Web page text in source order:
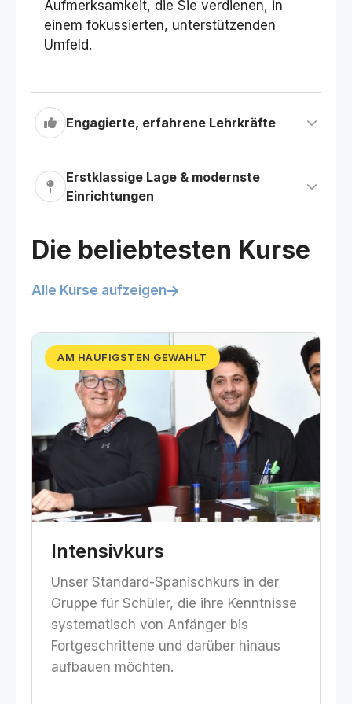
Aufmerksamkeit, die Sie verdienen, in
einem fokussierten, unterstützenden
Umfeld.
Engagierte, erfahrene Lehrkräfte
Erstklassige Lage & modernste
Einrichtungen
Die beliebtesten Kurse
Alle Kurse aufzeigen
AM HÄUFIGSTEN GEWÄHLT
Intensivkurs
Unser Standard-Spanischkurs in der
Gruppe für Schüler, die ihre Kenntnisse
systematisch von Anfänger bis
Fortgeschrittene und darüber hinaus
aufbauen möchten.